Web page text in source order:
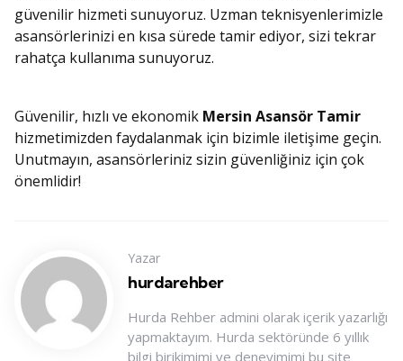
güvenilir hizmeti sunuyoruz. Uzman teknisyenlerimizle
asansörlerinizi en kısa sürede tamir ediyor, sizi tekrar
rahatça kullanıma sunuyoruz.
Güvenilir, hızlı ve ekonomik Mersin Asansör Tamir
hizmetimizden faydalanmak için bizimle iletişime geçin.
Unutmayın, asansörleriniz sizin güvenliğiniz için çok
önemlidir!
Yazar
hurdarehber
Hurda Rehber admini olarak içerik yazarlığı
yapmaktayım. Hurda sektöründe 6 yıllık
bilgi birikimimi ve deneyimimi bu site